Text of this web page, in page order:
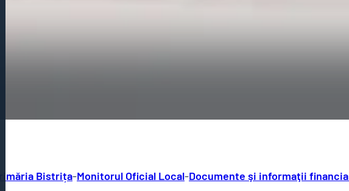
Bistrița-Monitorul Oficial Local-Documente şi informaţii